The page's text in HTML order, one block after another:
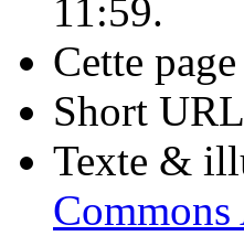
11:59.
Cette
Short
Texte &